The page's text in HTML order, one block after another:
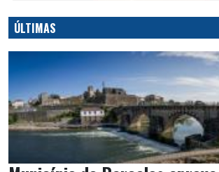
ÚLTIMAS